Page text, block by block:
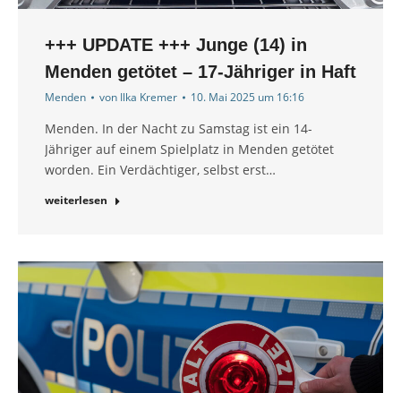
+++ UPDATE +++ Junge (14) in
Menden getötet – 17-Jähriger in Haft
Menden von Ilka Kremer 10. Mai 2025 um 16:16
Menden. In der Nacht zu Samstag ist ein 14-
Jähriger auf einem Spielplatz in Menden getötet
worden. Ein Verdächtiger, selbst erst…
weiterlesen